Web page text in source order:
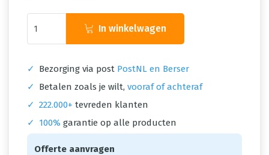
In winkelwagen
✓ Bezorging via post PostNL en Berser
✓
Betalen zoals je wilt, vooraf of achteraf
✓ 222.000+ tevreden klanten
✓
100% garantie op alle producten
Offerte aanvragen